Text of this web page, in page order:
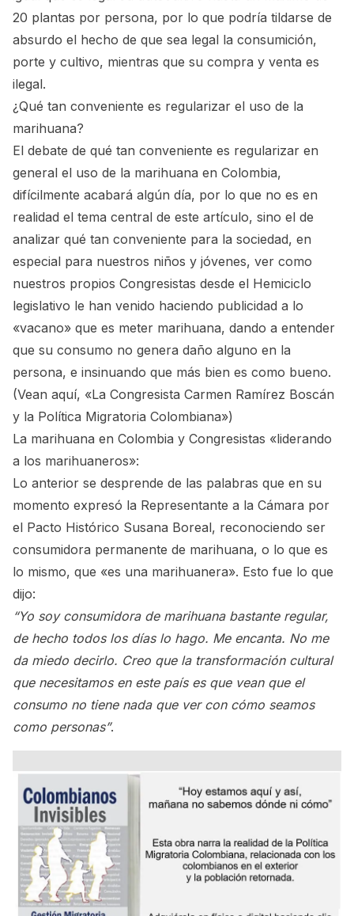
20 plantas por persona, por lo que podría tildarse de
absurdo el hecho de que sea legal la consumición,
porte y cultivo, mientras que su compra y venta es
ilegal.
¿Qué tan conveniente es regularizar el uso de la
marihuana?
El debate de qué tan conveniente es regularizar en
general el uso de la marihuana en Colombia,
difícilmente acabará algún día, por lo que no es en
realidad el tema central de este artículo, sino el de
analizar qué tan conveniente para la sociedad, en
especial para nuestros niños y jóvenes, ver como
nuestros propios Congresistas desde el Hemiciclo
legislativo le han venido haciendo publicidad a lo
«vacano» que es meter marihuana, dando a entender
que su consumo no genera daño alguno en la
persona, e insinuando que más bien es como bueno.
(Vean aquí, «La Congresista Carmen Ramírez Boscán
y la Política Migratoria Colombiana»)
La marihuana en Colombia y Congresistas «liderando
a los marihuaneros»:
Lo anterior se desprende de las palabras que en su
momento expresó la Representante a la Cámara por
el Pacto Histórico Susana Boreal, reconociendo ser
consumidora permanente de marihuana, o lo que es
lo mismo, que «es una marihuanera». Esto fue lo que
dijo:
“Yo soy consumidora de marihuana bastante regular,
de hecho todos los días lo hago. Me encanta. No me
da miedo decirlo. Creo que la transformación cultural
que necesitamos en este país es que vean que el
consumo no tiene nada que ver con cómo seamos
como personas”.